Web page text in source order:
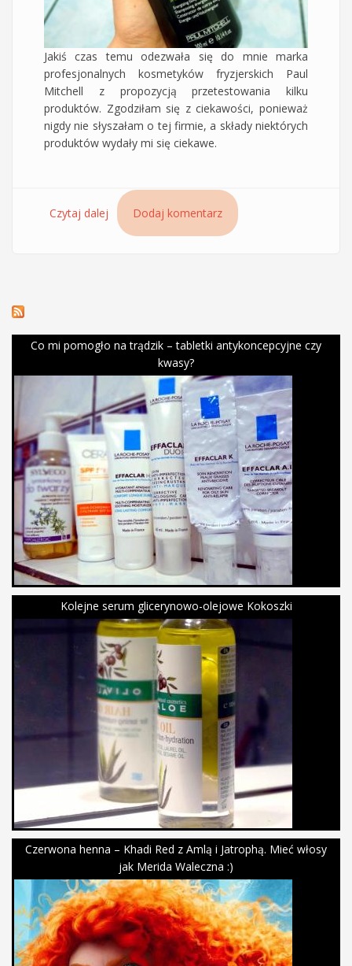
Jakiś czas temu odezwała się do mnie marka
profesjonalnych kosmetyków fryzjerskich Paul
Mitchell z propozycją przetestowania kilku
produktów. Zgodziłam się z ciekawości, ponieważ
nigdy nie słyszałam o tej firmie, a składy niektórych
produktów wydały mi się ciekawe.
Czytaj dalej wpis Szampon Tea Tree Lemon Sage Paul
Mitchell – szampon z SLS i SLSes, który dobrze
Dodaj komentarz
Co mi pomogło na trądzik – tabletki antykoncepcyjne czy
kwasy?
Kolejne serum glicerynowo-olejowe Kokoszki
Czerwona henna – Khadi Red z Amlą i Jatrophą. Mieć włosy
jak Merida Waleczna :)